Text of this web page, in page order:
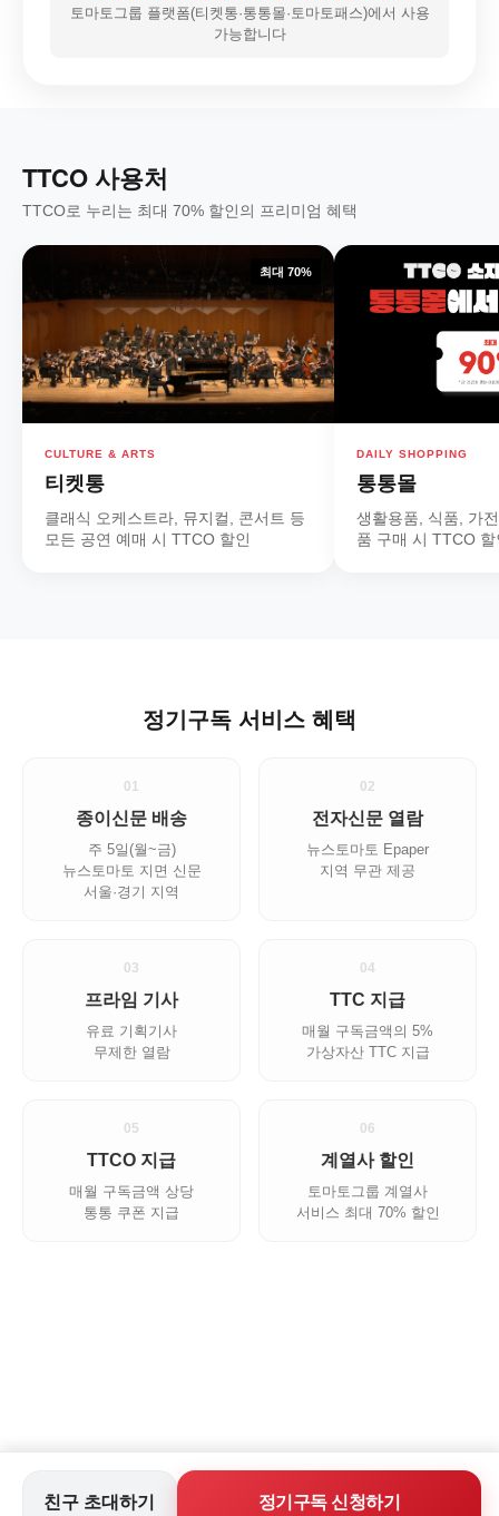
토마토그룹 플랫폼(티켓통·통통몰·토마토패스)에서 사용
가능합니다
TTCO 사용처
TTCO로 누리는 최대 70% 할인의 프리미엄 혜택
최대 70%
CULTURE & ARTS
티켓통
클래식 오케스트라, 뮤지컬, 콘서트 등
모든 공연 예매 시 TTCO 할인
DAILY SHOPPING
통통몰
생활용품, 식품, 가
품 구매 시 TTCO 할
정기구독 서비스 혜택
01
종이신문 배송
주 5일(월~금)
뉴스토마토 지면 신문
서울·경기 지역
02
전자신문 열람
뉴스토마토 Epaper
지역 무관 제공
03
프라임 기사
유료 기획기사
무제한 열람
04
TTC 지급
매월 구독금액의 5%
가상자산 TTC 지급
05
TTCO 지급
매월 구독금액 상당
통통 쿠폰 지급
06
계열사 할인
토마토그룹 계열사
서비스 최대 70% 할인
친구 초대하기 정기구독 신청하기
개인정보취급방침
정정반론보도